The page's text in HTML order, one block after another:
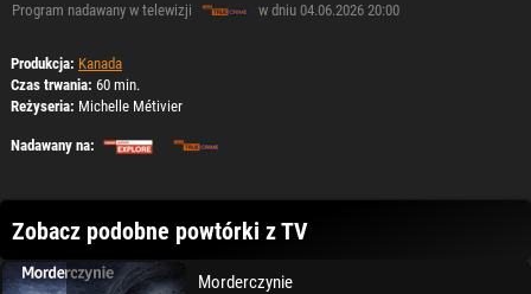
Program nadawany w telewizji w dniu 04.06.2026 20:00
Produkcja: Kanada
Czas trwania: 60 min.
Reżyseria: Michelle Métivier
Nadawany na:
Zobacz podobne powtórki z TV
Morderczynie